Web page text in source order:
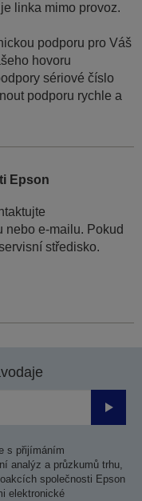
linka mimo provoz.
podporu pro Váš
hovoru
sériové číslo
podporu rychle a
Epson
nebo e-mailu. Pokud
středisko.
s přijímáním
analýz a průzkumů trhu,
společnosti Epson
elektronické